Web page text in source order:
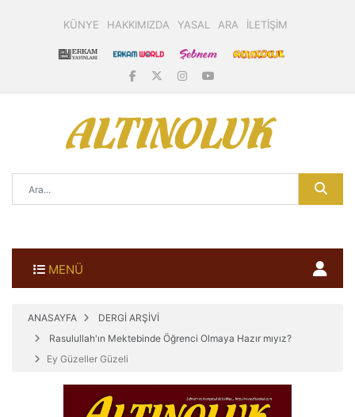
KÜNYE HAKKIMIZDA YASAL ARA İLETİŞİM
MENÜ
ANASAYFA
DERGİ ARŞİVİ
Rasulullah'ın Mektebinde Öğrenci Olmaya Hazır mıyız?
Ey Güzeller Güzeli